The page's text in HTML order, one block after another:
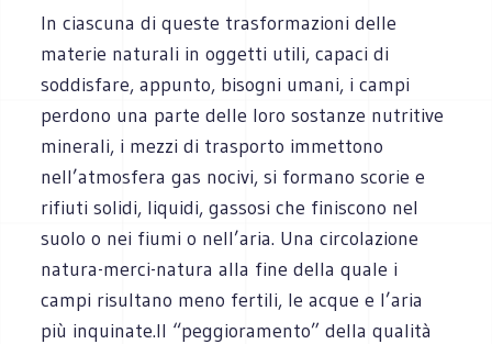
In ciascuna di queste trasformazioni delle
materie naturali in oggetti utili, capaci di
soddisfare, appunto, bisogni umani, i campi
perdono una parte delle loro sostanze nutritive
minerali, i mezzi di trasporto immettono
nell’atmosfera gas nocivi, si formano scorie e
rifiuti solidi, liquidi, gassosi che finiscono nel
suolo o nei fiumi o nell’aria. Una circolazione
natura-merci-natura alla fine della quale i
campi risultano meno fertili, le acque e l’aria
più inquinate.Il “peggioramento” della qualità